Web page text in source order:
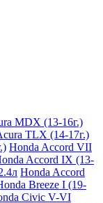
MDX (13-16г.)
TLX (14-17г.)
Honda Accord VII
Accord IX (13-
Honda Accord
Breeze I (19-
Civic V-VI